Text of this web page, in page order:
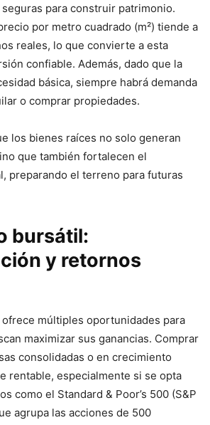
para construir patrimonio.
por metro cuadrado (m²) tiende a
reales, lo que convierte a esta
confiable. Además, dado que la
básica, siempre habrá demanda
o comprar propiedades.
los bienes raíces no solo generan
que también fortalecen el
preparando el terreno para futuras
bursátil:
y retornos
múltiples oportunidades para
maximizar sus ganancias. Comprar
consolidadas o en crecimiento
rentable, especialmente si se opta
como el Standard & Poor’s 500 (S&P
agrupa las acciones de 500